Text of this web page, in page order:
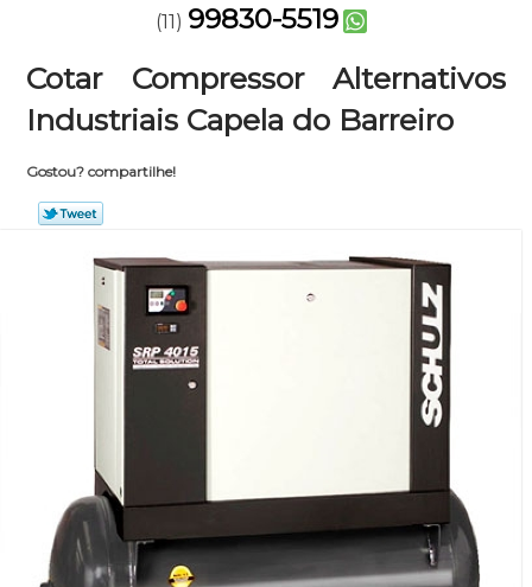
(11) 99830-5519
Cotar Compressor Alternativos
Industriais Capela do Barreiro
Gostou? compartilhe!